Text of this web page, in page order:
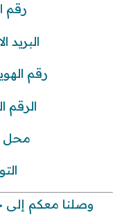
رقم
رقم
محل
وصلنا معكم إلى